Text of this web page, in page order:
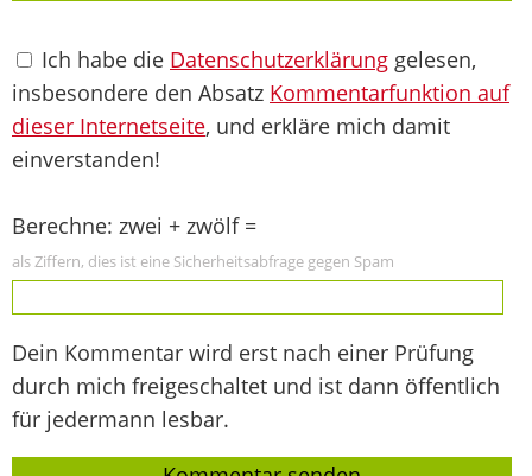
Ich habe die Datenschutzerklärung gelesen,
insbesondere den Absatz Kommentarfunktion auf
dieser Internetseite, und erkläre mich damit
einverstanden!
Berechne: zwei + zwölf =
als Ziffern, dies ist eine Sicherheitsabfrage gegen Spam
Dein Kommentar wird erst nach einer Prüfung
durch mich freigeschaltet und ist dann öffentlich
für jedermann lesbar.